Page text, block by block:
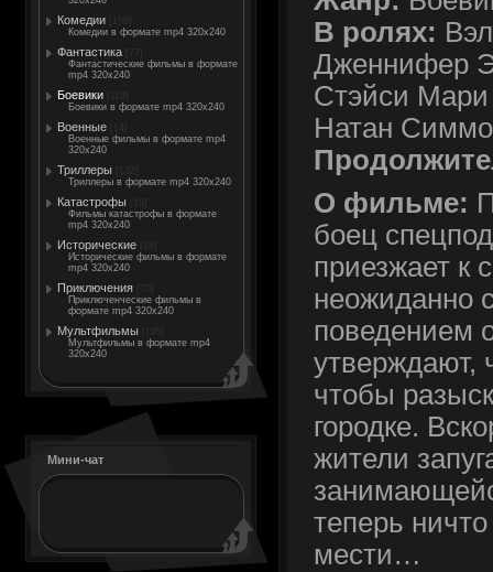
Комедии
Комедии в формате mp4 320x240
Фантастика
Фантастические фильмы в формате
mp4 320x240
Боевики
Боевики в формате mp4 320x240
Военные
Военные фильмы в формате mp4
320x240
Триллеры
Триллеры в формате mp4 320x240
Катастрофы
Фильмы катастрофы в формате
mp4 320x240
Исторические
Исторические фильмы в формате
mp4 320x240
Приключения
Приключенческие фильмы в
формате mp4 320x240
Мультфильмы
Мультфильмы в формате mp4
320x240
Мини-чат
В ролях:
Дженнифер
Стэйси
Натан
О фильме:
боец
приезжает к
неожиданно
поведением
утверждают,
чтобы
городке.
жители
теперь
мести…